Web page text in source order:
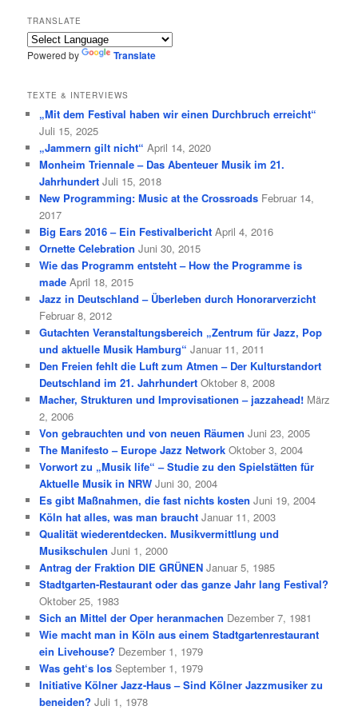
TRANSLATE
Powered by Translate
TEXTE & INTERVIEWS
„Mit dem Festival haben wir einen Durchbruch erreicht“
Juli 15, 2025
„Jammern gilt nicht“ April 14, 2020
Monheim Triennale – Das Abenteuer Musik im 21.
Jahrhundert Juli 15, 2018
New Programming: Music at the Crossroads Februar 14,
2017
Big Ears 2016 – Ein Festivalbericht April 4, 2016
Ornette Celebration Juni 30, 2015
Wie das Programm entsteht – How the Programme is
made April 18, 2015
Jazz in Deutschland – Überleben durch Honorarverzicht
Februar 8, 2012
Gutachten Veranstaltungsbereich „Zentrum für Jazz, Pop
und aktuelle Musik Hamburg“ Januar 11, 2011
Den Freien fehlt die Luft zum Atmen – Der Kulturstandort
Deutschland im 21. Jahrhundert Oktober 8, 2008
Macher, Strukturen und Improvisationen – jazzahead! März
2, 2006
Von gebrauchten und von neuen Räumen Juni 23, 2005
The Manifesto – Europe Jazz Network Oktober 3, 2004
Vorwort zu „Musik life“ – Studie zu den Spielstätten für
Aktuelle Musik in NRW Juni 30, 2004
Es gibt Maßnahmen, die fast nichts kosten Juni 19, 2004
Köln hat alles, was man braucht Januar 11, 2003
Qualität wiederentdecken. Musikvermittlung und
Musikschulen Juni 1, 2000
Antrag der Fraktion DIE GRÜNEN Januar 5, 1985
Stadtgarten-Restaurant oder das ganze Jahr lang Festival?
Oktober 25, 1983
Sich an Mittel der Oper heranmachen Dezember 7, 1981
Wie macht man in Köln aus einem Stadtgartenrestaurant
ein Livehouse? Dezember 1, 1979
Was geht‘s los September 1, 1979
Initiative Kölner Jazz-Haus – Sind Kölner Jazzmusiker zu
beneiden? Juli 1, 1978